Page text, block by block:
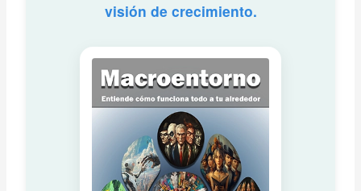
visión de crecimiento.